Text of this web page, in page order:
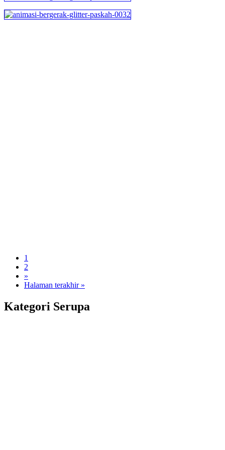
1
2
»
Halaman terakhir »
Kategori Serupa